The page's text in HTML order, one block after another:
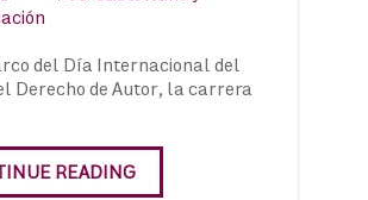
del Día Internacional del
Derecho de Autor, la carrera
READING